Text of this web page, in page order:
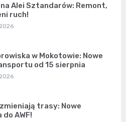
Alei Sztandarów: Remont,
ruch!
w Mokotowie: Nowe
od 15 sierpnia
trasy: Nowe
do AWF!